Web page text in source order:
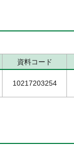
資料コード
10217203254